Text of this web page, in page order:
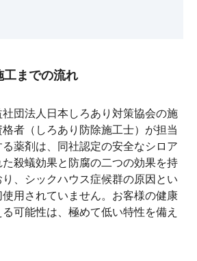
⼯までの流れ
団法⼈⽇本しろあり対策協会の施
者（しろあり防除施⼯⼠）が担当
薬剤は、同社認定の安全なシロア
殺蟻効果と防腐の⼆つの効果を持
、シックハウス症候群の原因とい
⽤されていません。お客様の健康
可能性は、極めて低い特性を備え